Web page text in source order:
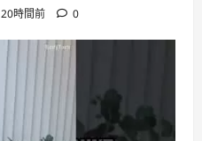
20時間前 0